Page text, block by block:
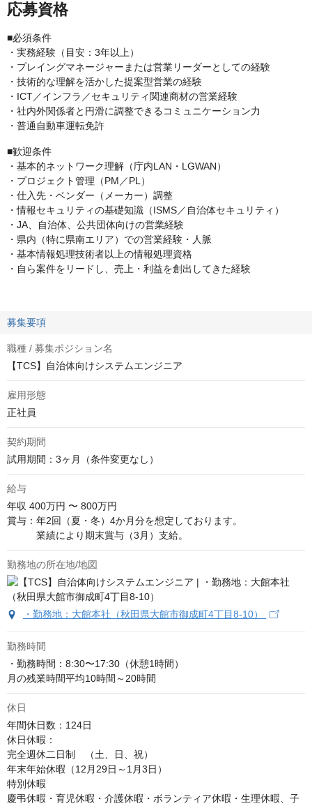
応募資格
■必須条件
・実務経験（目安：3年以上）
・プレイングマネージャーまたは営業リーダーとしての経験
・技術的な理解を活かした提案型営業の経験
・ICT／インフラ／セキュリティ関連商材の営業経験
・社内外関係者と円滑に調整できるコミュニケーション力
・普通自動車運転免許
■歓迎条件
・基本的ネットワーク理解（庁内LAN・LGWAN）
・プロジェクト管理（PM／PL）
・仕入先・ベンダー（メーカー）調整
・情報セキュリティの基礎知識（ISMS／自治体セキュリティ）
・JA、自治体、公共団体向けの営業経験
・県内（特に県南エリア）での営業経験・人脈
・基本情報処理技術者以上の情報処理資格
・自ら案件をリードし、売上・利益を創出してきた経験
募集要項
職種 / 募集ポジション名
【TCS】自治体向けシステムエンジニア
雇用形態
正社員
契約期間
試用期間：3ヶ月（条件変更なし）
給与
年収 400万円 〜 800万円
賞与：年2回（夏・冬）4か月分を想定しております。
業績により期末賞与（3月）支給。
勤務地の所在地/地図
・勤務地：大館本社（秋田県大館市御成町4丁目8-10）
勤務時間
・勤務時間：8:30〜17:30（休憩1時間）
月の残業時間平均10時間～20時間
休日
年間休日数：124日
休日休暇：
完全週休二日制　（土、日、祝）
年末年始休暇（12月29日～1月3日）
特別休暇
慶弔休暇・育児休暇・介護休暇・ボランティア休暇・生理休暇、子